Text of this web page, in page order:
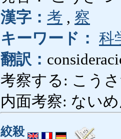
漢字： 考 , 察
キーワード： 科
翻訳：
考察する: こうさ
内面考察: ない
絞殺